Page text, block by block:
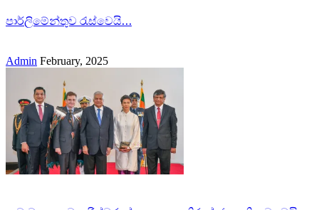
පාර්ලිමේන්තුව රැස්වෙයි…
Admin February, 2025